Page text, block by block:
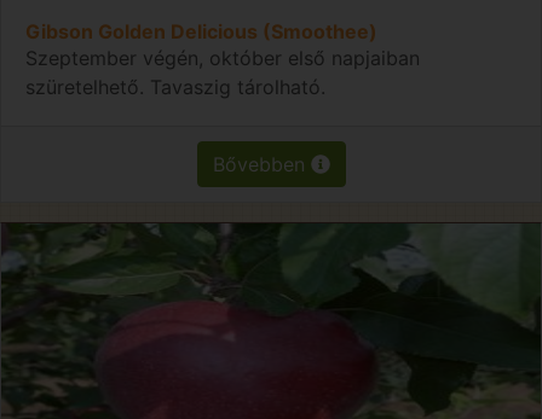
Gibson Golden Delicious (Smoothee)
Szeptember végén, október első napjaiban
szüretelhető. Tavaszig tárolható.
Bővebben